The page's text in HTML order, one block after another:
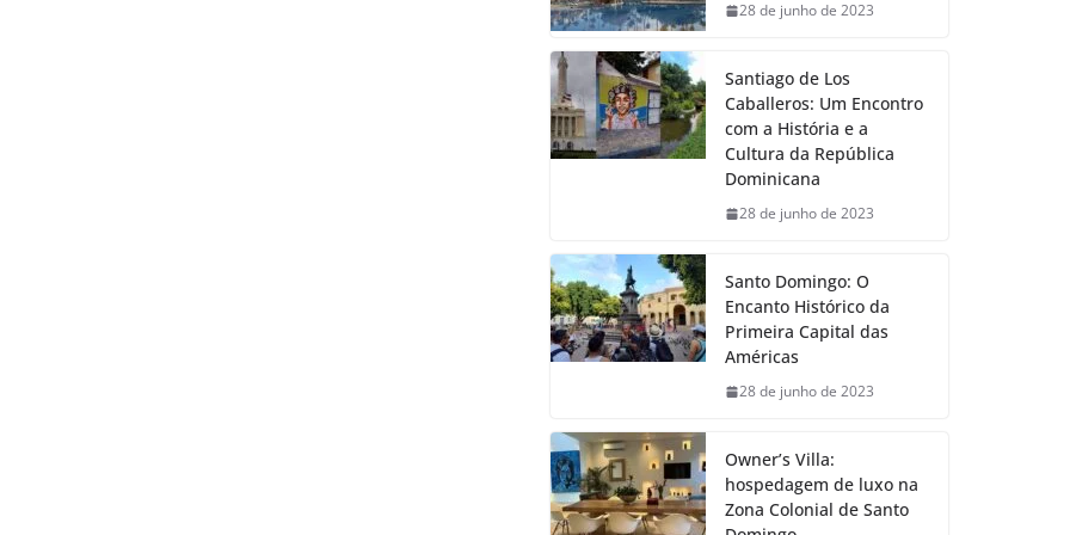
28 de junho de 2023
Santiago de Los
Caballeros: Um Encontro
com a História e a
Cultura da República
Dominicana
28 de junho de 2023
Santo Domingo: O
Encanto Histórico da
Primeira Capital das
Américas
28 de junho de 2023
Owner’s Villa:
hospedagem de luxo na
Zona Colonial de Santo